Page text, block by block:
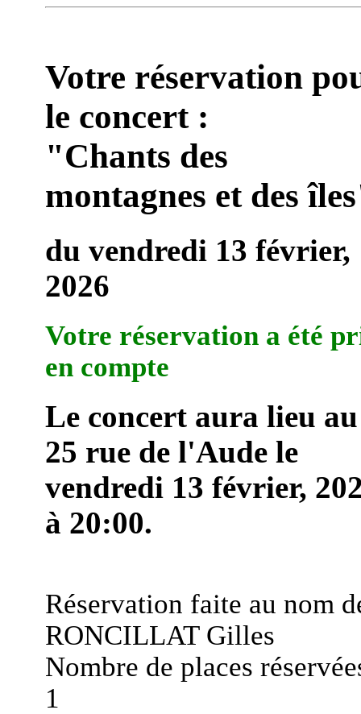
Votre réservation
le concert :
"Chants des
montagnes et des
du vendredi 13 février,
2026
Votre réservation a été
en compte
Le concert aura lieu au
25 rue de l'Aude le
vendredi 13 février,
à 20:00.
Réservation faite au nom
RONCILLAT Gilles
Nombre de places
1